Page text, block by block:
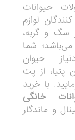
حیوانات
لوازم
سگ و گربه،
شما
حیوان
پتیا، از پت
با خرید
خانگی
و ماندگار